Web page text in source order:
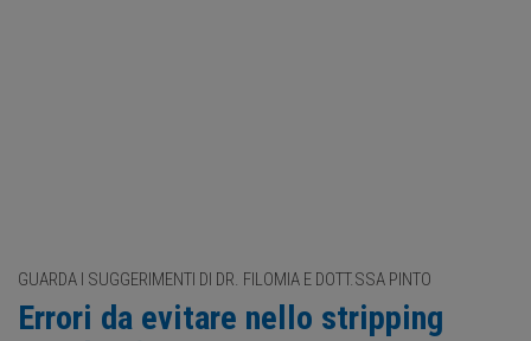
GUARDA I SUGGERIMENTI DI DR. FILOMIA E DOTT.SSA PINTO
Errori da evitare nello stripping